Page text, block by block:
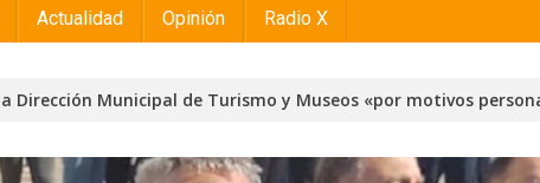
Actualidad Opinión Radio X
Dirección Municipal de Turismo y Museos «por motivos